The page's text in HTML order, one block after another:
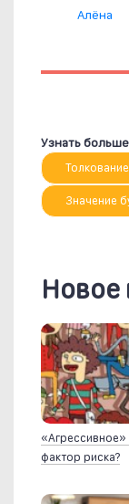
Алёна
Узнать
Значение
Новое
фактор риска?